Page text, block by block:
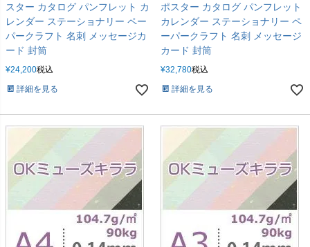
スター カタログ パンフレット カ
レンダー ステーショナリー ペー
パークラフト 名刺 メッセージカ
ード 封筒
¥24,200税込
詳細を見る
ポスター カタログ パンフレット
カレンダー ステーショナリー ペ
ーパークラフト 名刺 メッセージ
カード 封筒
¥32,780税込
詳細を見る